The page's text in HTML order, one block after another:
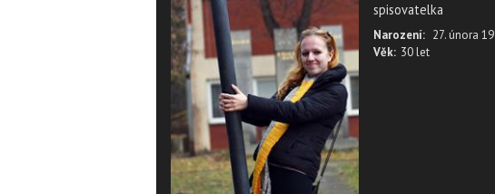
spisovatelka
Narození: 27. února
Věk: 30 let